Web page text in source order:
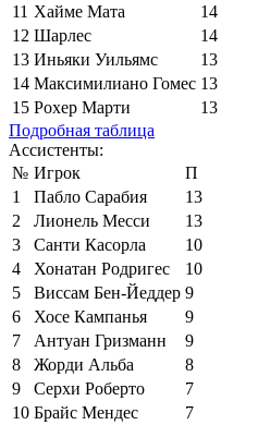
11 Хайме Мата
14
12 Шарлес
14
13 Иньяки Уильямс
13
14 Максимилиано Гомес 13
15 Рохер Марти
13
Подробная таблица
Ассистенты:
№ Игрок
П
1
Пабло Сарабия
13
2
Лионель Месси
13
3
Санти Касорла
10
4
Хонатан Родригес
10
5
Виссам Бен-Йеддер 9
6
Хосе Кампанья
9
7
Антуан Гризманн
9
8
Жорди Альба
8
9
Серхи Роберто
7
10 Брайс Мендес
7